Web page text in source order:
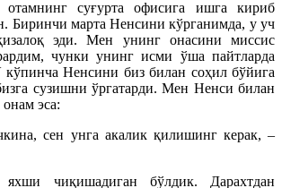
отамнинг суғурта офисига ишга кириб
Биринчи марта Ненсини кўрганимда, у уч
эди. Мен унинг онасини миссис
чунки унинг исми ўша пайтларда
Ненсини биз билан соҳил бўйига
сузишни ўргатарди. Мен Ненси билан
эса:
сен унга акалик қилишинг керак, –
чиқишадиган бўлдик. Дарахтдан